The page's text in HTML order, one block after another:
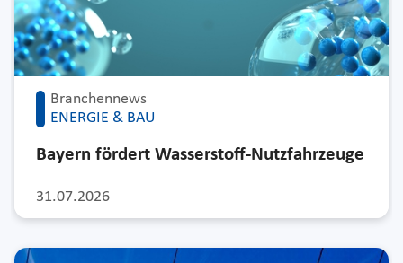
Branchennews
ENERGIE & BAU
31.07.2026
Bayern fördert Wasserstoff-Nutzfahrzeuge